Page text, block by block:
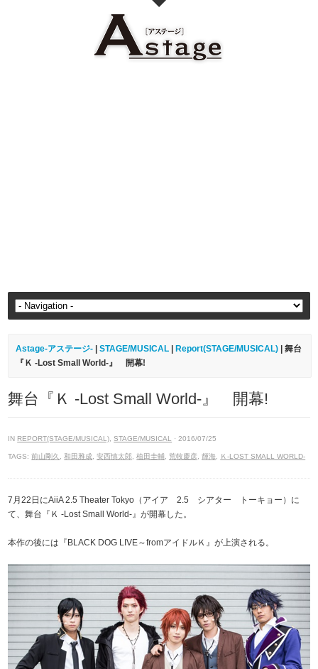
Astage-アステージ- |STAGE/MUSICAL Report(STAGE/MUSICAL) | 舞台
『Ｋ -Lost Small World-』 開幕!
舞台『Ｋ -Lost Small World-』 開幕!
IN REPORT(STAGE/MUSICAL) ,STAGE/MUSICAL · 2016/07/25
TAGS:前山剛久 ,和田雅成 ,安西慎太郎 ,植田圭輔 ,荒牧慶彦 ,輝海 Ｋ-LOST SMALL WORLD-
7月22日にAiiA 2.5 Theater Tokyo（アイア 2.5 シアター トーキョー）に
て、舞台『Ｋ -Lost Small World-』が開幕した。
本作の後には『BLACK DOG LIVE～fromアイドルＫ』が上演される。